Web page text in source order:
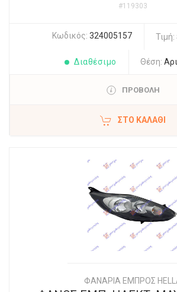
#119303
Κωδικός: 324005157 Τιμή:
Διαθέσιμο Θέση:
ΠΡΟΒΟΛΗ
ΣΤΟ ΚΑΛΆΘΙ
ΦΑΝΑΡΙΑ ΕΜΠΡΟΣ